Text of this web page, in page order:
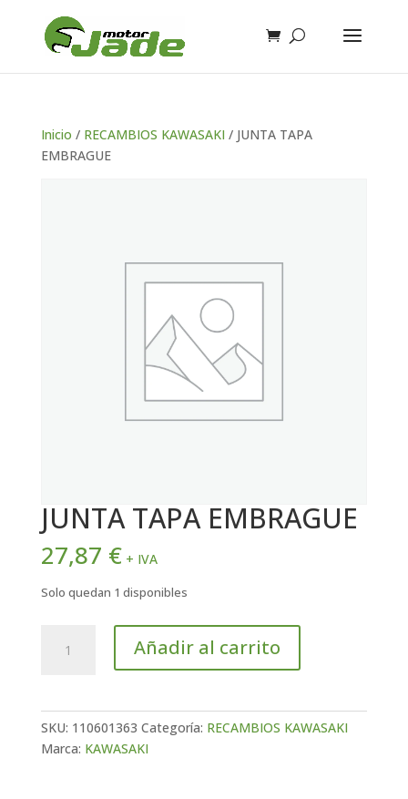
Inicio / RECAMBIOS KAWASAKI / JUNTA TAPA
EMBRAGUE
JUNTA TAPA EMBRAGUE
27,87 € + IVA
Solo quedan 1 disponibles
TAPA
Añadir al carrito
SKU: 110601363 Categoría: RECAMBIOS KAWASAKI
Marca: KAWASAKI